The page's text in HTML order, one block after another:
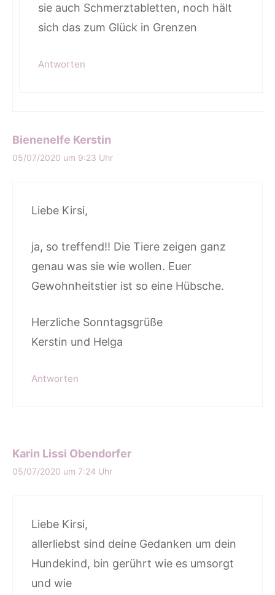
sie auch Schmerztabletten, noch hält
sich das zum Glück in Grenzen
Antworten
Bienenelfe Kerstin
05/07/2020 um 9:23 Uhr
Liebe Kirsi,
ja, so treffend!! Die Tiere zeigen ganz
genau was sie wie wollen. Euer
Gewohnheitstier ist so eine Hübsche.
Herzliche Sonntagsgrüße
Kerstin und Helga
Antworten
Karin Lissi Obendorfer
05/07/2020 um 7:24 Uhr
Liebe Kirsi,
allerliebst sind deine Gedanken um dein
Hundekind, bin gerührt wie es umsorgt
und wie